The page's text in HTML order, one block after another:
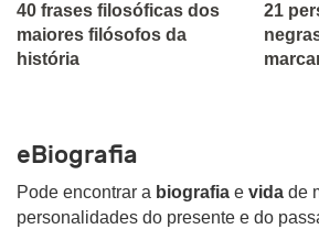
40 frases filosóficas dos
maiores filósofos da
história
21
eBiografia
Pode encontrar a biografia e vida de
personalidades do presente e do